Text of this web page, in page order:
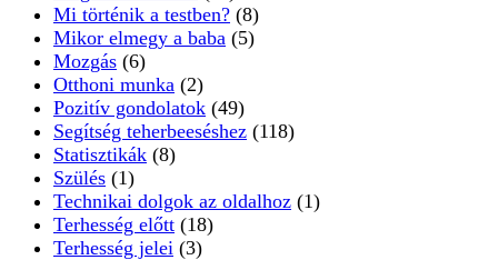
Mi történik a testben? (8)
Mikor elmegy a baba (5)
Mozgás (6)
Otthoni munka (2)
Pozitív gondolatok (49)
Segítség teherbeeséshez (118)
Statisztikák (8)
Szülés (1)
Technikai dolgok az oldalhoz (1)
Terhesség előtt (18)
Terhesség jelei (3)